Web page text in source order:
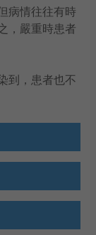
病情往往有時
，嚴重時患者
到，患者也不